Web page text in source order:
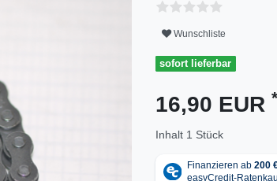
Wunschliste
sofort lieferbar
16,90 EUR *
Inhalt 1 Stück